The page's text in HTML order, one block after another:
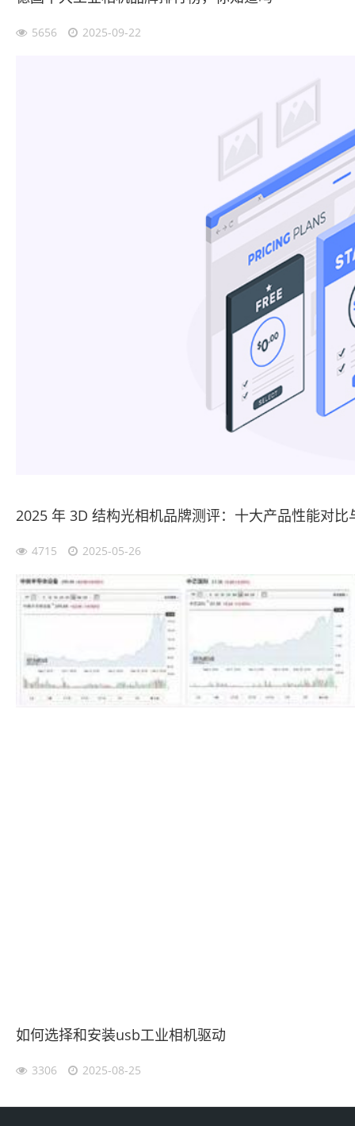
5656 2025-09-22
2025 年 3D 结构光相机品牌测评：十大产品性能对比
4715 2025-05-26
如何选择和安装usb工业相机驱动
3306 2025-08-25